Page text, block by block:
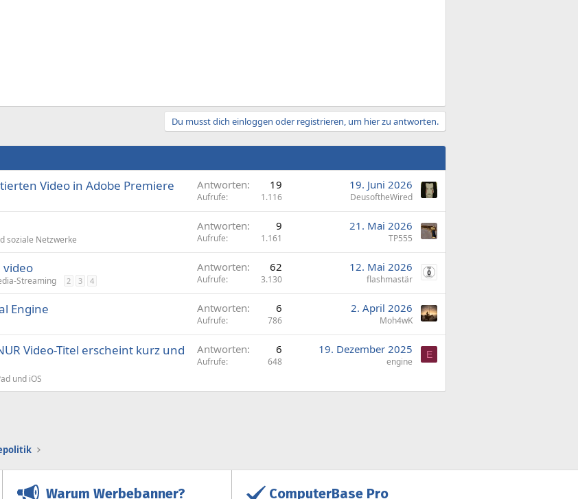
Du musst dich einloggen oder registrieren, um hier zu antworten.
Video in Adobe Premiere Antworten 19
Aufrufe 1.116
19. Juni 2026
DeusoftheWired
soziale Netzwerke
Antworten 9
Aufrufe 1.161
21. Mai 2026
TP555
video
Streaming 2 3 4
Antworten 62
Aufrufe 3.130
12. Mai 2026
flashmastär
Engine Antworten 6
Aufrufe 786
2. April 2026
Moh4wK
Video-Titel erscheint kurz und
und iOS
Antworten 6
Aufrufe 648
19. Dezember 2025
engine
E
Warum Werbebanner? ComputerBase Pro